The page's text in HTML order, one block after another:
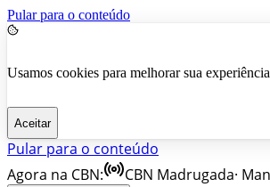
Pular para o conteúdo
Usamos cookies para melhorar sua
Aceitar
Pular para o conteúdo
Agora na CBN:
CBN Madrugada·